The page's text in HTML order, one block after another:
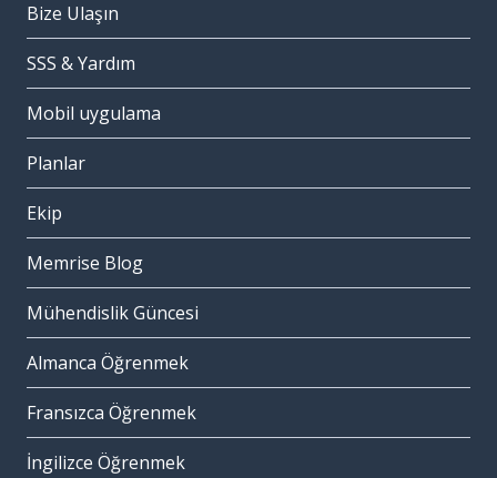
Bize Ulaşın
SSS & Yardım
Mobil uygulama
Planlar
Ekip
Memrise Blog
Mühendislik Güncesi
Almanca Öğrenmek
Fransızca Öğrenmek
İngilizce Öğrenmek